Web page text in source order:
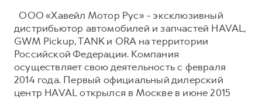
ООО «Хавейл Мотор Рус» - эксклюзивный
дистрибьютор автомобилей и запчастей HAVAL,
GWM Pickup, TANK и ORA на территории
Российской Федерации. Компания
осуществляет свою деятельность с февраля
2014 года. Первый официальный дилерский
центр HAVAL открылся в Москве в июне 2015